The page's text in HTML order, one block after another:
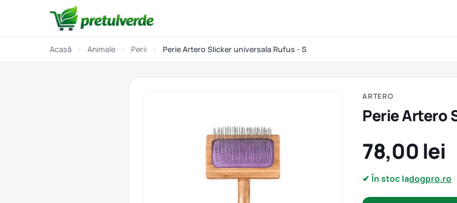
Acasă › Animale › Perii › Perie Artero Slicker universala Rufus - S
ARTERO
Perie Artero
78,00 lei
✔ În stoc ladogpro.ro